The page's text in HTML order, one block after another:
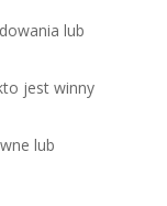
lub
jest winny
lub